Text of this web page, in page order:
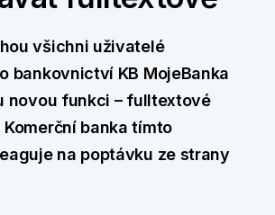
všichni uživatelé
bankovnictví KB MojeBanka
novou funkci – fulltextové
banka tímto
na poptávku ze strany